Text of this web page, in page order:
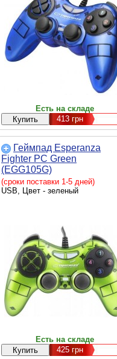
Есть на складе
413грн
Геймпад Esperanza
Fighter PC Green
(EGG105G)
(сроки поставки 1-5 дней)
USB, Цвет - зеленый
Есть на складе
425грн